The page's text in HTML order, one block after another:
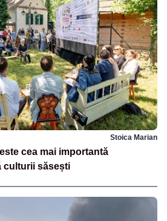
Stoica Marian
cea mai importantă
culturii săsești